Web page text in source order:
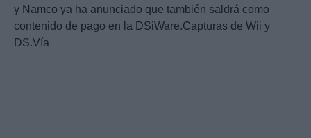
y Namco ya ha anunciado que también saldrá como
contenido de pago en la DSiWare.Capturas de Wii y
DS.Vía